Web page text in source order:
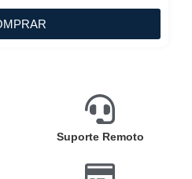
Suporte Remoto